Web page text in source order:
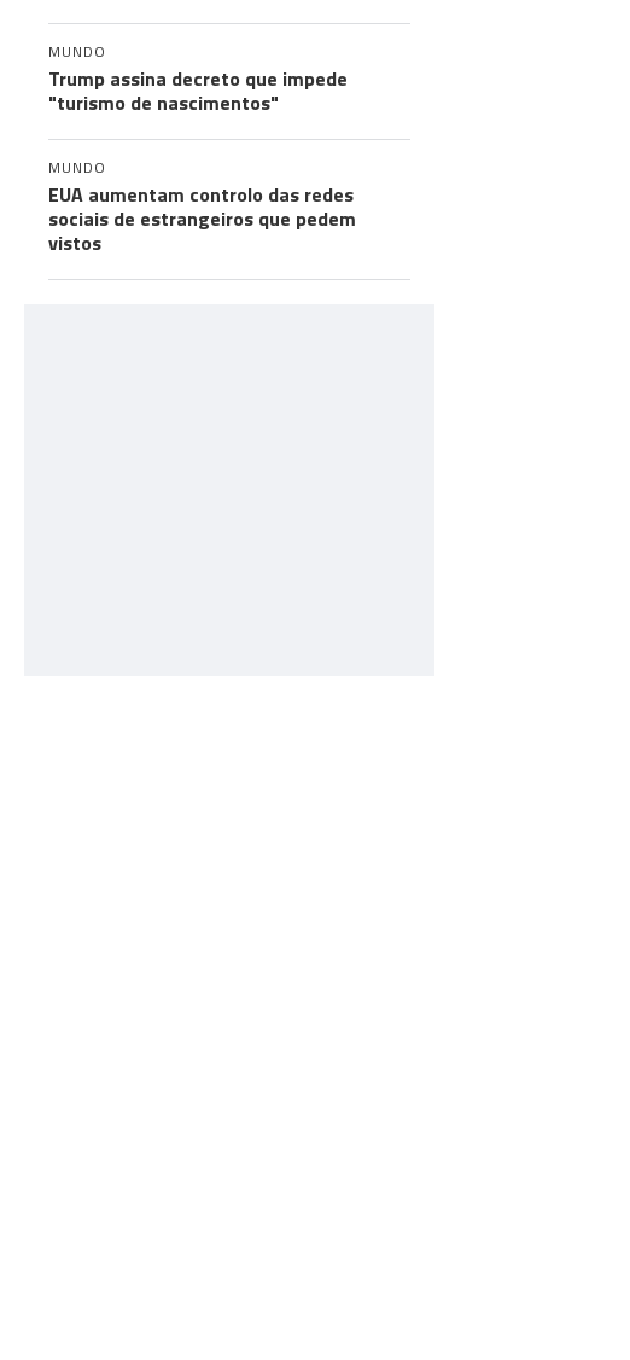
MUNDO
Trump assina decreto que impede
"turismo de nascimentos"
MUNDO
EUA aumentam controlo das redes
sociais de estrangeiros que pedem
vistos